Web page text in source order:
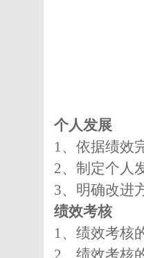
个人发展
1、依据绩效
2、制定个人
3、明确改进
绩效考核
1、绩效考核
2、绩效考核